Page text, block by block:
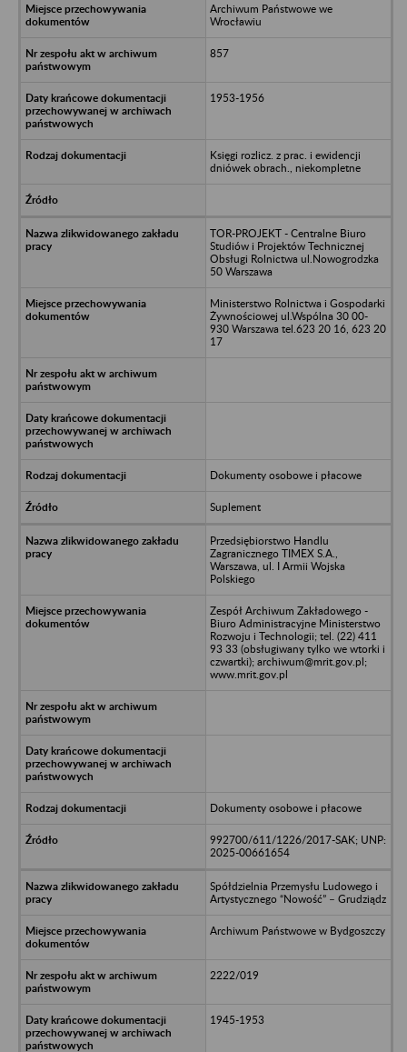
Archiwum Państwowe we
Wrocławiu
857
1953-1956
Księgi rozlicz. z prac. i ewidencji
dniówek obrach., niekompletne
TOR-PROJEKT - Centralne Biuro
Studiów i Projektów Technicznej
Obsługi Rolnictwa ul.Nowogrodzka
50 Warszawa
Ministerstwo Rolnictwa i Gospodarki
Żywnościowej ul.Wspólna 30 00-
930 Warszawa tel.623 20 16, 623 20
17
Dokumenty osobowe i płacowe
Suplement
Przedsiębiorstwo Handlu
Zagranicznego TIMEX S.A.,
Warszawa, ul. I Armii Wojska
Polskiego
Zespół Archiwum Zakładowego -
Biuro Administracyjne Ministerstwo
Rozwoju i Technologii; tel. (22) 411
93 33 (obsługiwany tylko we wtorki i
czwartki); archiwum@mrit.gov.pl;
www.mrit.gov.pl
Dokumenty osobowe i płacowe
992700/611/1226/2017-SAK; UNP:
2025-00661654
Spółdzielnia Przemysłu Ludowego i
Artystycznego “Nowość” – Grudziądz
Archiwum Państwowe w Bydgoszczy
2222/019
1945-1953